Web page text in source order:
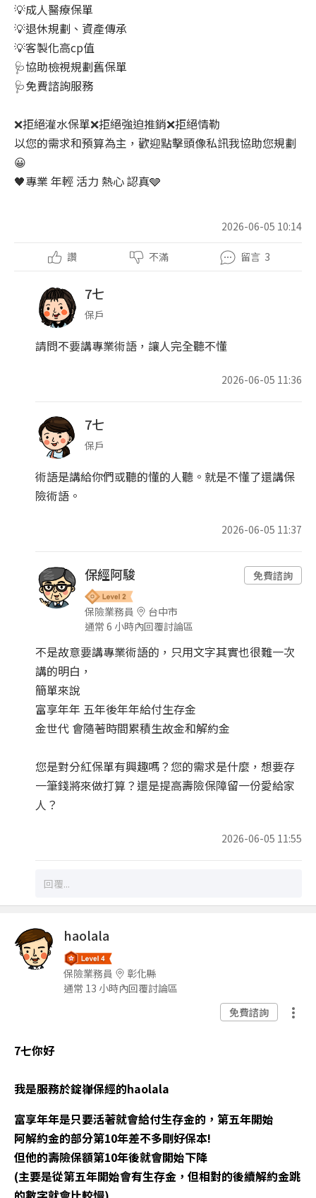
💡成人醫療保單
💡退休規劃、資產傳承
💡客製化高cp值
🩺協助檢視規劃舊保單
🩺免費諮詢服務
❌拒絕灌水保單❌拒絕強迫推銷❌拒絕情勒
以您的需求和預算為主，歡迎點擊頭像私訊我協助您規劃
😀
🖤專業 年輕 活力 熱心 認真🩶
2026-06-05 10:14
讚 不滿 留言 3
7七
保戶
請問不要講專業術語，讓人完全聽不懂
2026-06-05 11:36
7七
保戶
術語是講給你們或聽的懂的人聽。就是不懂了還講保
險術語。
2026-06-05 11:37
保經阿駿
保險業務員
台中市
通常 6 小時內回覆討論區
免費諮詢
不是故意要講專業術語的，只用文字其實也很難一次
講的明白，
簡單來說
富享年年 五年後年年給付生存金
金世代 會隨著時間累積生故金和解約金
您是對分紅保單有興趣嗎？您的需求是什麼，想要存
一筆錢將來做打算？還是提高壽險保障留一份愛給家
人？
2026-06-05 11:55
haolala
保險業務員
彰化縣
通常 13 小時內回覆討論區
免費諮詢
7七你好
我是服務於錠嵂保經的haolala
富享年年是只要活著就會給付生存金的，第五年開始
阿解約金的部分第10年差不多剛好保本!
但他的壽險保額第10年後就會開始下降
(主要是從第五年開始會有生存金，但相對的後續解約金跳